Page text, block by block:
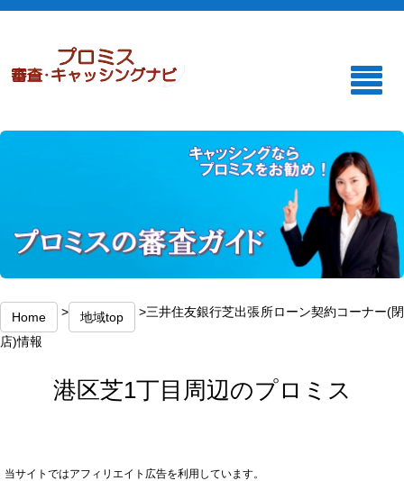
Home > 地域top >三井住友銀行芝出張所ローン契約コーナー(閉
店)情報
港区芝1丁目周辺のプロミス
当サイトではアフィリエイト広告を利用しています。